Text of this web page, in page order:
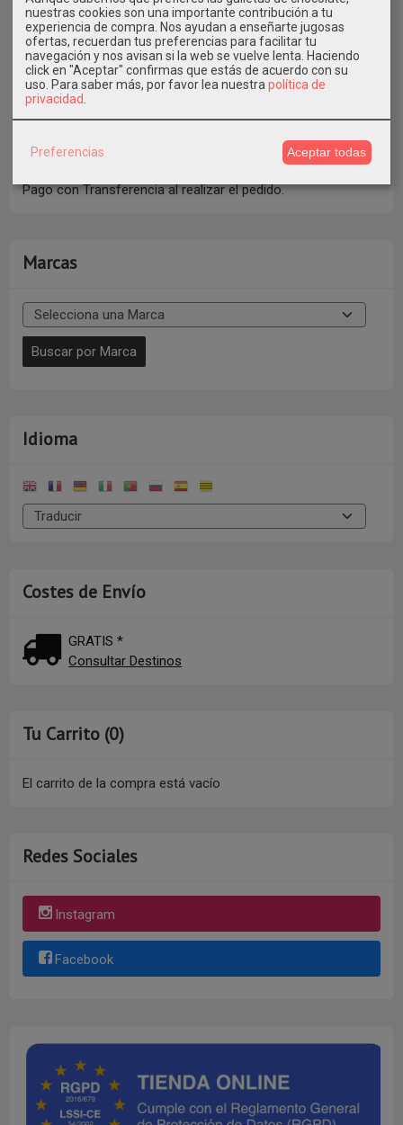
También puedes pagar con Bizum al Tfno. 609546971
indicando en Concepto el Nº de Pedido * Elige la Opción de
Pago con Transferencia al realizar el pedido.
Marcas
Idioma
Costes de Envío
GRATIS *
Consultar Destinos
Tu Carrito (0)
El carrito de la compra está vacío
Redes Sociales
Instagram
Facebook
nuestras cookies son una importante contribución a tu
experiencia de compra. Nos ayudan a enseñarte jugosas
ofertas, recuerdan tus preferencias para facilitar tu
navegación y nos avisan si la web se vuelve lenta. Haciendo
click en "Aceptar" confirmas que estás de acuerdo con su
uso. Para saber más, por favor lea nuestra política de
privacidad
Preferencias Aceptar todas